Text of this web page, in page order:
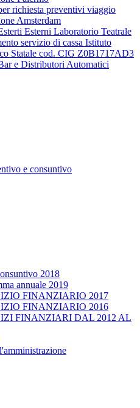
richiesta preventivi viaggio
Amsterdam
Esterni Laboratorio Teatrale
servizio di cassa Istituto
Statale cod. CIG Z0B1717AD3
e Distributori Automatici
e consuntivo
2018
annuale 2019
FINANZIARIO 2017
FINANZIARIO 2016
FINANZIARI DAL 2012 AL